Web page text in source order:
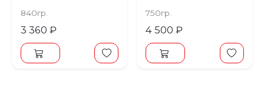
840гр.
3 360 ₽
750гр.
4 500 ₽